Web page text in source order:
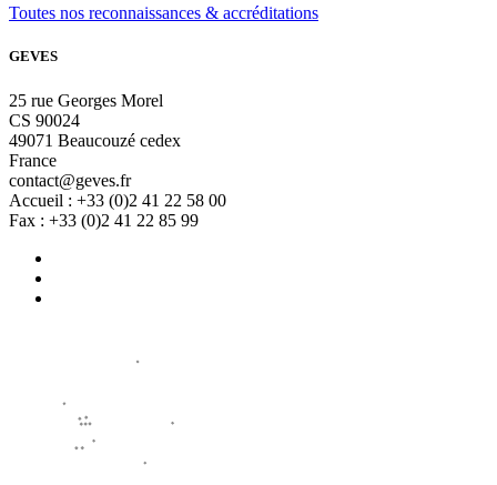
Toutes nos reconnaissances & accréditations
GEVES
25 rue Georges Morel
CS 90024
49071 Beaucouzé cedex
France
contact@geves.fr
Accueil : +33 (0)2 41 22 58 00
Fax : +33 (0)2 41 22 85 99